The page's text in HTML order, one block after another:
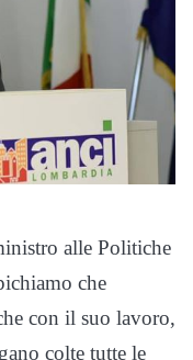
alle Politiche
che
con il suo lavoro,
colte tutte le